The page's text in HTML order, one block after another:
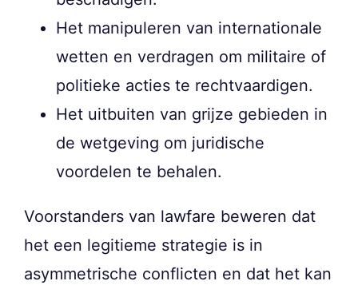
Het manipuleren van internationale
wetten en verdragen om militaire of
politieke acties te rechtvaardigen.
Het uitbuiten van grijze gebieden in
de wetgeving om juridische
voordelen te behalen.
Voorstanders van lawfare beweren dat
het een legitieme strategie is in
asymmetrische conflicten en dat het kan